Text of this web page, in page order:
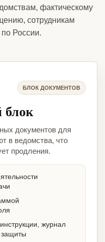
фактическому
сотрудникам
России.
БЛОК ДОКУМЕНТОВ
блок
документов для
в ведомства, что
продления.
журнал
защиты